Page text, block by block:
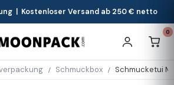
| Kostenloser Versand ab 250 € netto
0
Schmuckbox Schmucketui